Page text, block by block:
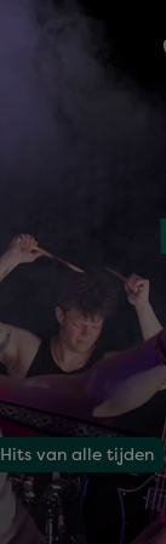
Hits van alle tijden